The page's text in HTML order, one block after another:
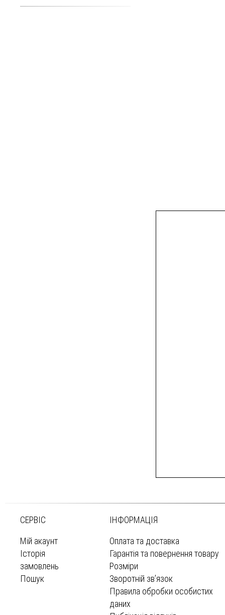
СЕРВІС
Мій акаунт
Історія
замовлень
Пошук
ІНФОРМАЦІЯ
Оплата та доставка
Гарантія та повернення товару
Розміри
Зворотній зв’язок
Правила обробки особистих
даних